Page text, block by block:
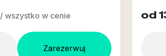
/ wszystko w cenie
Zarezerwuj
od